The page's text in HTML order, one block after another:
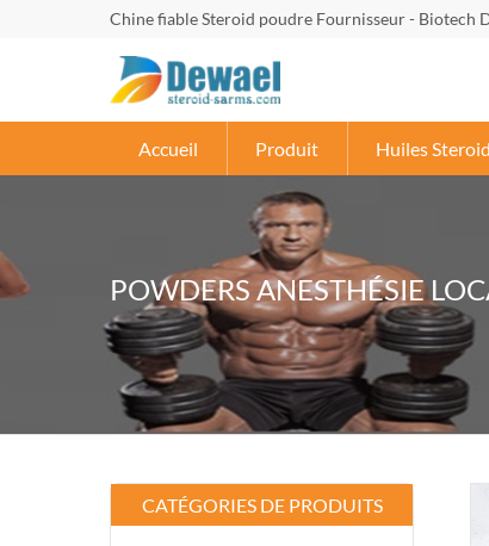
Chine fiable Steroid poudre Fournisseur - Biotech
Accueil Produit Huiles
POWDERS ANESTHÉSIE
CATÉGORIES DE PRODUITS